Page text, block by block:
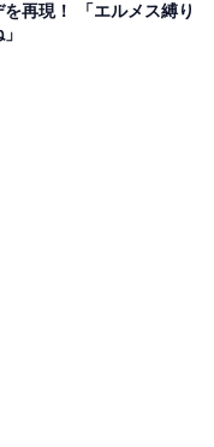
を再現！ 「エルメス縛り